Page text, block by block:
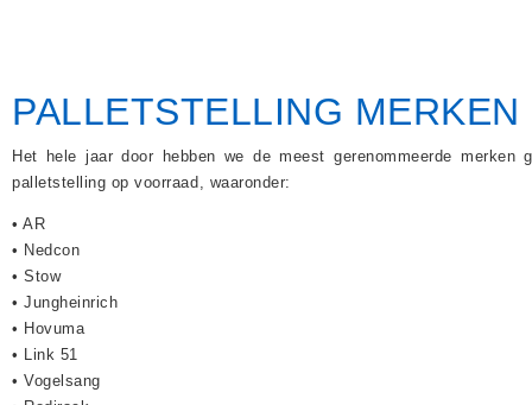
PALLETSTELLING MERKEN
Het hele jaar door hebben we de meest gerenommeerde merken
palletstelling op voorraad, waaronder:
• AR
• Nedcon
• Stow
• Jungheinrich
• Hovuma
• Link 51
• Vogelsang